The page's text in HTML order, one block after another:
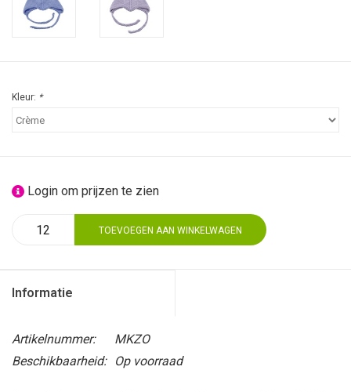
Kleur: *
Login om prijzen te zien
TOEVOEGEN AAN WINKELWAGEN
Informatie
Artikelnummer:
MKZO
Beschikbaarheid:
Op voorraad